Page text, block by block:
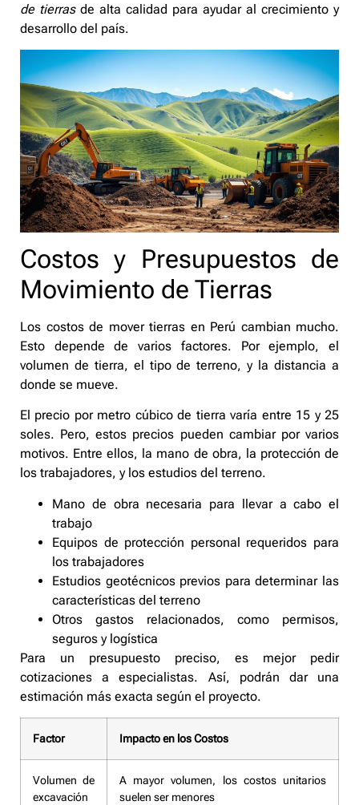
de tierrasde alta calidad para ayudar al crecimiento y
desarrollo del país.
Costos y Presupuestos de
Movimiento de Tierras
Los costos de mover tierras en Perú cambian mucho.
Esto depende de varios factores. Por ejemplo, el
volumen de tierra, el tipo de terreno, y la distancia a
donde se mueve.
El precio por metro cúbico de tierra varía entre 15 y 25
soles. Pero, estos precios pueden cambiar por varios
motivos. Entre ellos, la mano de obra, la protección de
los trabajadores, y los estudios del terreno.
Mano de obra necesaria para llevar a cabo el
trabajo
Equipos de protección personal requeridos para
los trabajadores
Estudios geotécnicos previos para determinar las
características del terreno
Otros gastos relacionados, como permisos,
seguros y logística
Para un presupuesto preciso, es mejor pedir
cotizaciones a especialistas. Así, podrán dar una
estimación más exacta según el proyecto.
Factor Impacto en los Costos
Volumen de
excavación
A mayor volumen, los costos unitarios
suelen ser menores